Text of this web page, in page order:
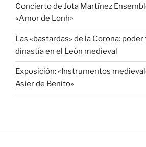
Concierto de Jota Martínez
«Amor de Lonh»
Las «bastardas» de la Corona:
dinastía en el León medieval
Exposición: «Instrumentos
Asier de Benito»